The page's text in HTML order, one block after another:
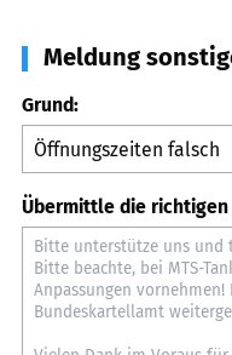
Meldung
Grund:
Übermittle die richtigen